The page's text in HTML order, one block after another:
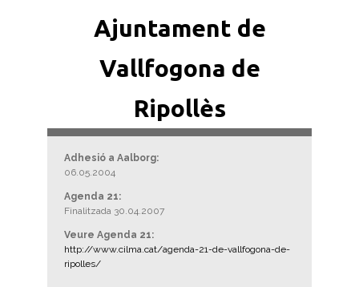
Ajuntament de
Vallfogona de
Ripollès
Adhesió a Aalborg:
06.05.2004
Agenda 21:
Finalitzada 30.04.2007
Veure Agenda 21:
http://www.cilma.cat/agenda-21-de-vallfogona-de-
ripolles/